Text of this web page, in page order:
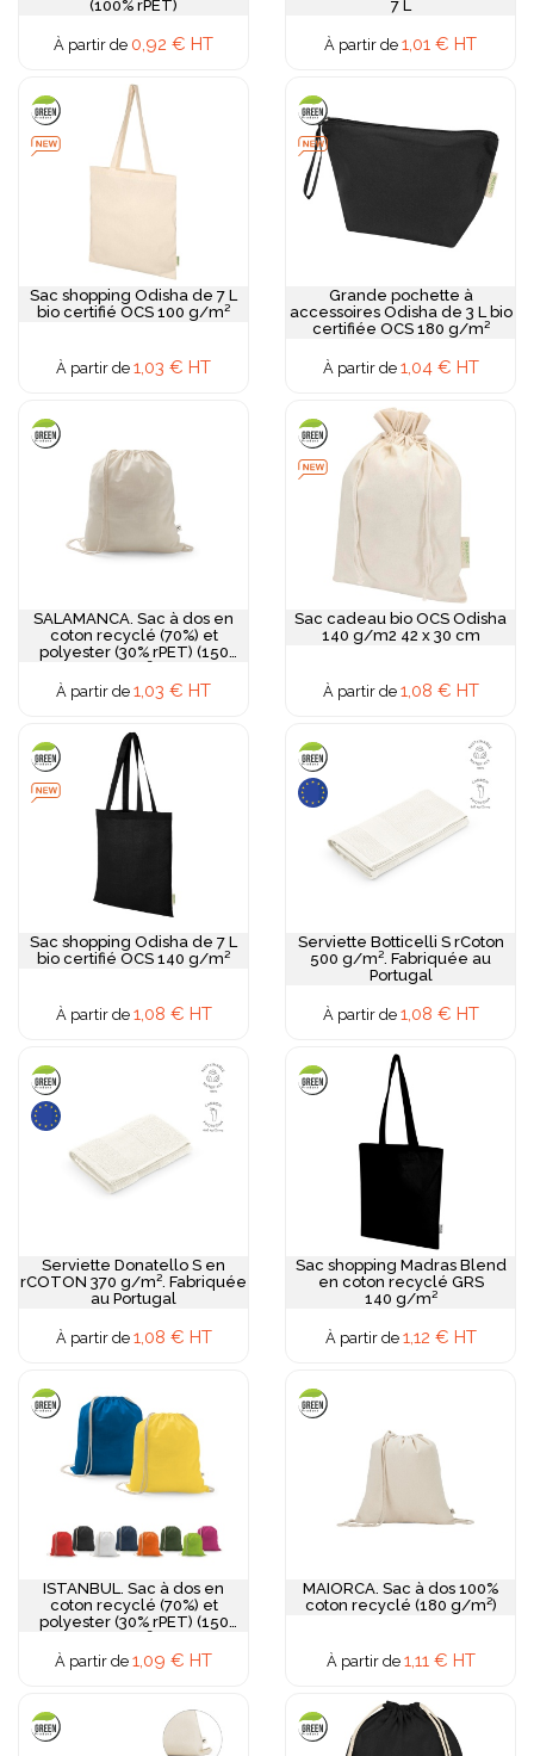
(100% rPET)
À partir de 0,92 € HT
7 L
À partir de 1,01 € HT
Sac shopping Odisha de 7 L
bio certifié OCS 100 g/m²
À partir de 1,03 € HT
Grande pochette à
accessoires Odisha de 3 L bio
certifiée OCS 180 g/m²
À partir de 1,04 € HT
SALAMANCA. Sac à dos en
coton recyclé (70%) et
polyester (30% rPET) (150
À partir de 1,03 € HT
Sac cadeau bio OCS Odisha
140 g/m2 42 x 30 cm
À partir de 1,08 € HT
Sac shopping Odisha de 7 L
bio certifié OCS 140 g/m²
À partir de 1,08 € HT
Serviette Botticelli S rCoton
500 g/m². Fabriquée au
Portugal
À partir de 1,08 € HT
Serviette Donatello S en
rCOTON 370 g/m². Fabriquée
au Portugal
À partir de 1,08 € HT
Sac shopping Madras Blend
en coton recyclé GRS
140 g/m²
À partir de 1,12 € HT
ISTANBUL. Sac à dos en
coton recyclé (70%) et
polyester (30% rPET) (150
À partir de 1,09 € HT
MAIORCA. Sac à dos 100%
coton recyclé (180 g/m²)
À partir de 1,11 € HT